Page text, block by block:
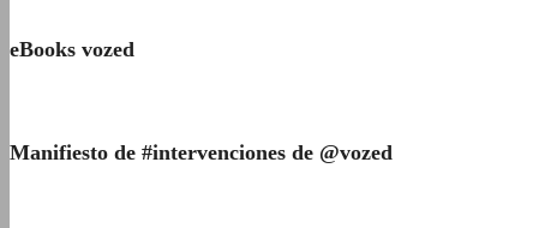
eBooks vozed
Manifiesto de #intervenciones de @vozed